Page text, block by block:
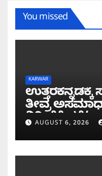
You missed
KARWAR
ಉತ್ತರಕನ್ನಡಕ್ಕೆ
ತೀವ್ರ
ನಿರೀಕ್ಷೆಗೆ ಧಕ್ಕೆ’
AUGUST 6, 2026